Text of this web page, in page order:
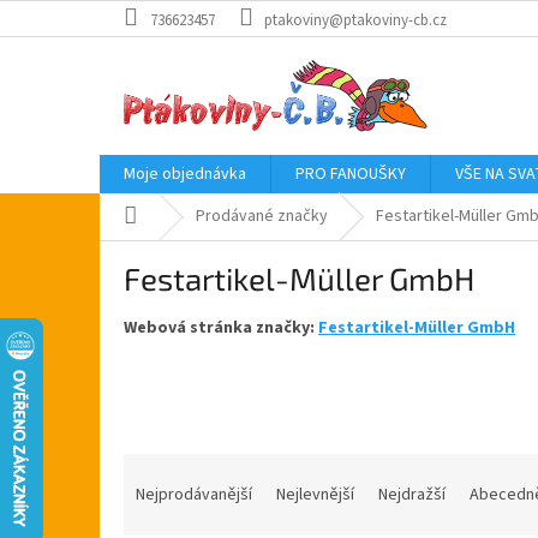
na
736623457 ptakoviny@ptakoviny-cb.cz
Moje objednávka PRO FANOUŠKY VŠE NA
Domů Prodávané značky Festartikel-Müller
Festartikel-Müller GmbH
Webová stránka značky: Festartikel-Müller GmbH
Nejprodávanější Nejlevnější Nejdražší